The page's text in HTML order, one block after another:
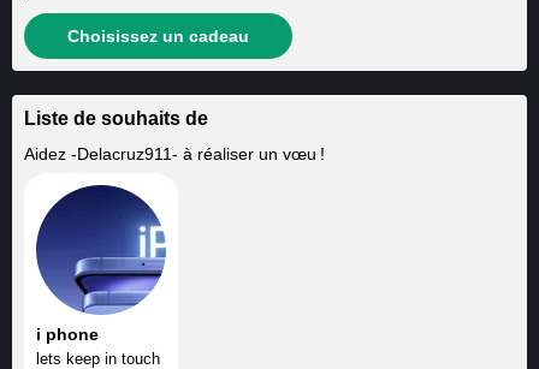
Choisissez un cadeau
Liste de souhaits de
Aidez -Delacruz911- à réaliser un vœu !
i phone
lets keep in touch